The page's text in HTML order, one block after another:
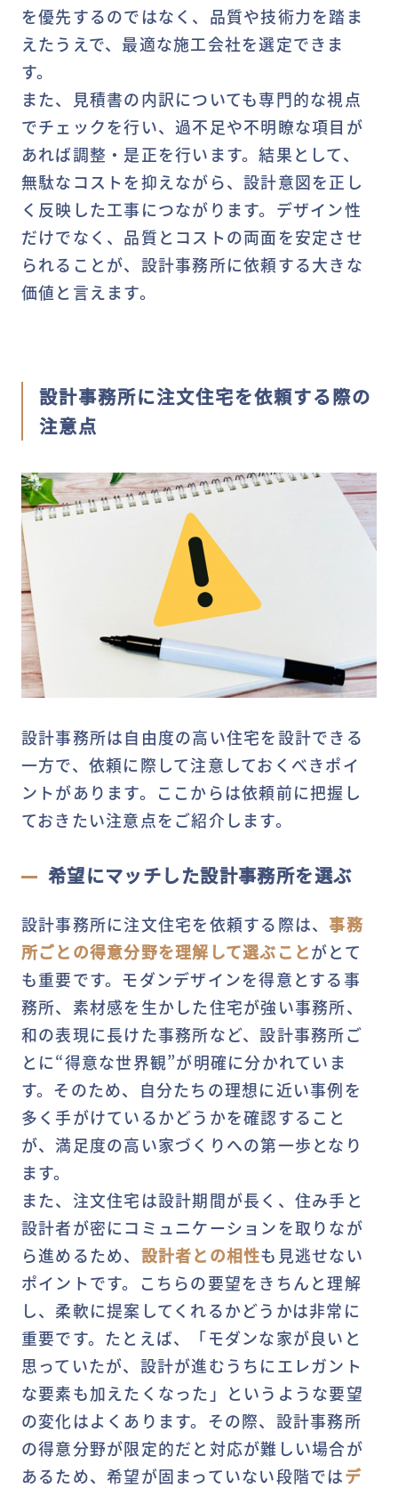
を優先するのではなく、品質や技術力を踏ま
えたうえで、最適な施工会社を選定できま
す。
また、見積書の内訳についても専門的な視点
でチェックを行い、過不足や不明瞭な項目が
あれば調整・是正を行います。結果として、
無駄なコストを抑えながら、設計意図を正し
く反映した工事につながります。デザイン性
だけでなく、品質とコストの両面を安定させ
られることが、設計事務所に依頼する大きな
価値と言えます。
設計事務所に注文住宅を依頼する際の
注意点
設計事務所は自由度の高い住宅を設計できる
一方で、依頼に際して注意しておくべきポイ
ントがあります。ここからは依頼前に把握し
ておきたい注意点をご紹介します。
希望にマッチした設計事務所を選ぶ
設計事務所に注文住宅を依頼する際は、 事務
所ごとの得意分野を理解して選ぶことがとて
も重要です。モダンデザインを得意とする事
務所、素材感を生かした住宅が強い事務所、
和の表現に長けた事務所など、設計事務所ご
とに“得意な世界観”が明確に分かれていま
す。そのため、自分たちの理想に近い事例を
多く手がけているかどうかを確認すること
が、満足度の高い家づくりへの第一歩となり
ます。
また、注文住宅は設計期間が長く、住み手と
設計者が密にコミュニケーションを取りなが
ら進めるため、 設計者との相性も見逃せない
ポイントです。こちらの要望をきちんと理解
し、柔軟に提案してくれるかどうかは非常に
重要です。たとえば、「モダンな家が良いと
思っていたが、設計が進むうちにエレガント
な要素も加えたくなった」というような要望
の変化はよくあります。その際、設計事務所
の得意分野が限定的だと対応が難しい場合が
あるため、希望が固まっていない段階ではデ